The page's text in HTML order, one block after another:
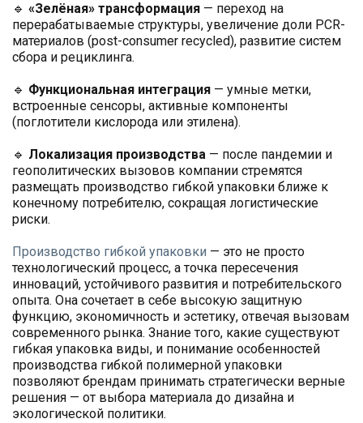
🔹 «Зелёная» трансформация — переход на
перерабатываемые структуры, увеличение доли PCR-
материалов (post-consumer recycled), развитие систем
сбора и рециклинга.
🔹 Функциональная интеграция — умные метки,
встроенные сенсоры, активные компоненты
(поглотители кислорода или этилена).
🔹 Локализация производства — после пандемии и
геополитических вызовов компании стремятся
размещать производство гибкой упаковки ближе к
конечному потребителю, сокращая логистические
риски.
Производство гибкой упаковки — это не просто
технологический процесс, а точка пересечения
инноваций, устойчивого развития и потребительского
опыта. Она сочетает в себе высокую защитную
функцию, экономичность и эстетику, отвечая вызовам
современного рынка. Знание того, какие существуют
гибкая упаковка виды, и понимание особенностей
производства гибкой полимерной упаковки
позволяют брендам принимать стратегически верные
решения — от выбора материала до дизайна и
экологической политики.